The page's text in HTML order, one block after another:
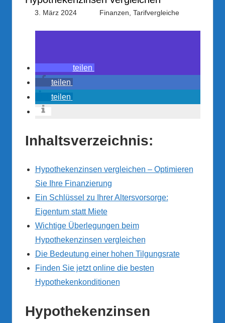
3. März 2024 FID-Admin
Finanzen Tarifvergleiche
teilen
teilen
teilen
Inhaltsverzeichnis:
Hypothekenzinsen vergleichen – Optimieren
Sie Ihre Finanzierung
Ein Schlüssel zu Ihrer Altersvorsorge:
Eigentum statt Miete
Wichtige Überlegungen beim
Hypothekenzinsen vergleichen
Die Bedeutung einer hohen Tilgungsrate
Finden Sie jetzt online die besten
Hypothekenkonditionen
Hypothekenzinsen